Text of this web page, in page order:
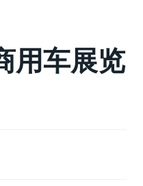
most noteworthy news
any subscription plan,
articlesthat let you
most noteworthy news
any subscription plan,
articlesthat let you
most noteworthy news
any subscription plan,
articlesthat let you
用车展览